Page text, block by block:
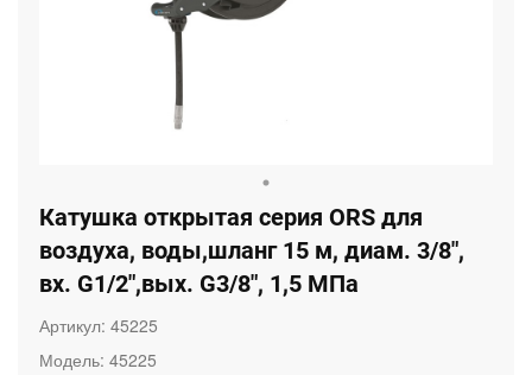
Катушка открытая серия ORS для
воздуха, воды,шланг 15 м, диам. 3/8",
вх. G1/2",вых. G3/8", 1,5 МПа
Артикул: 45225
Модель: 45225